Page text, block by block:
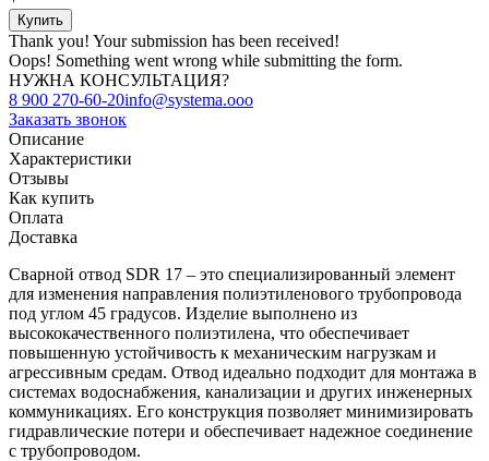
Thank you! Your submission has been received!
Oops! Something went wrong while submitting the form.
НУЖНА КОНСУЛЬТАЦИЯ?
8 900 270-60-20info@systema.ooo
Заказать звонок
Описание
Характеристики
Отзывы
Как купить
Оплата
Доставка
Сварной отвод SDR 17 – это специализированный элемент
для изменения направления полиэтиленового трубопровода
под углом 45 градусов. Изделие выполнено из
высококачественного полиэтилена, что обеспечивает
повышенную устойчивость к механическим нагрузкам и
агрессивным средам. Отвод идеально подходит для монтажа в
системах водоснабжения, канализации и других инженерных
коммуникациях. Его конструкция позволяет минимизировать
гидравлические потери и обеспечивает надежное соединение
с трубопроводом.